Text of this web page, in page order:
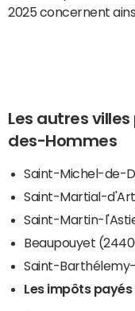
2025 concernent
Les autres
des-Hommes
Saint-Michel-de-
Saint-Martial-
Saint-Martin-
Beaupouyet
Saint-
Les impôts